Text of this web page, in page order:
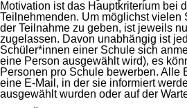
Motivation ist das Hauptkriterium bei
Teilnehmenden. Um möglichst vielen
der Teilnahme zu geben, ist jeweils
zugelassen. Davon unabhängig ist
Schüler*innen einer Schule sich
eine Person ausgewählt wird), es
Personen pro Schule bewerben. Alle
eine E-Mail, in der sie informiert
ausgewählt wurden oder auf der